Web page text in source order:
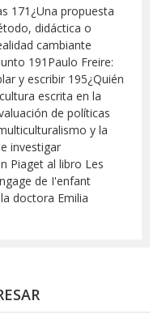
171¿Una propuesta
didáctica o
cambiante
191Paulo Freire:
y escribir 195¿Quién
escrita en la
de políticas
y la
investigar
Piaget al libro Les
de I'enfant
doctora Emilia